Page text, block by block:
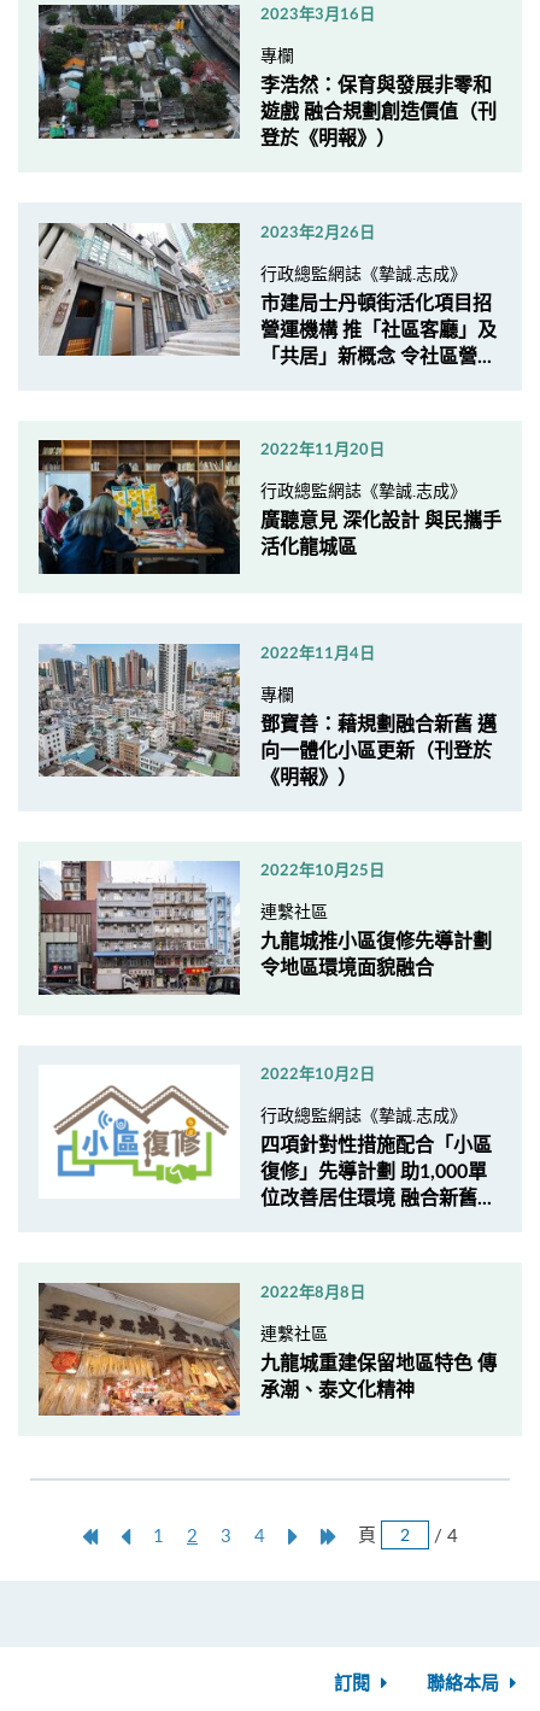
2023年3月16日
專欄
李浩然：保育與發展非零和
遊戲 融合規劃創造價值（刊
登於《明報》）
2023年2月26日
行政總監網誌《摯誠.志成》
市建局士丹頓街活化項目招
營運機構 推「社區客廳」及
「共居」新概念 令社區營...
2022年11月20日
行政總監網誌《摯誠.志成》
廣聽意見 深化設計 與民攜手
活化龍城區
2022年11月4日
專欄
鄧寶善：藉規劃融合新舊 邁
向一體化小區更新（刊登於
《明報》）
2022年10月25日
連繫社區
九龍城推小區復修先導計劃
令地區環境面貌融合
2022年10月2日
行政總監網誌《摯誠.志成》
四項針對性措施配合「小區
復修」先導計劃 助1,000單
位改善居住環境 融合新舊...
2022年8月8日
連繫社區
九龍城重建保留地區特色 傳
承潮、泰文化精神
第
上
1 2 3 4
NextLast頁 / 4
訂閱 聯絡本局